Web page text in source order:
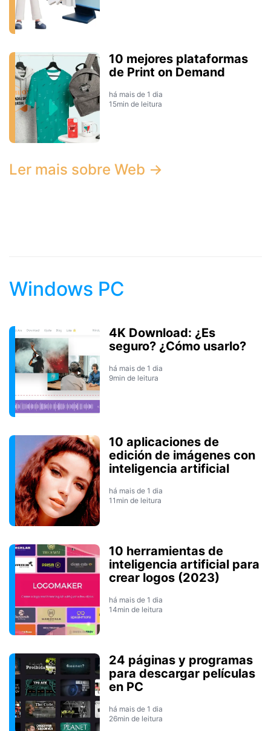
10 mejores plataformas
de Print on Demand
há mais de 1 dia
15min de leitura
Ler mais sobre Web →
Windows PC
4K Download: ¿Es
seguro? ¿Cómo usarlo?
há mais de 1 dia
9min de leitura
10 aplicaciones de
edición de imágenes con
inteligencia artificial
há mais de 1 dia
11min de leitura
10 herramientas de
inteligencia artificial para
crear logos (2023)
há mais de 1 dia
14min de leitura
24 páginas y programas
para descargar películas
en PC
há mais de 1 dia
26min de leitura